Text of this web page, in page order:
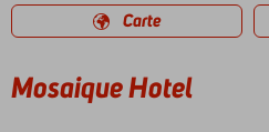
Carte
Mosaique Hotel